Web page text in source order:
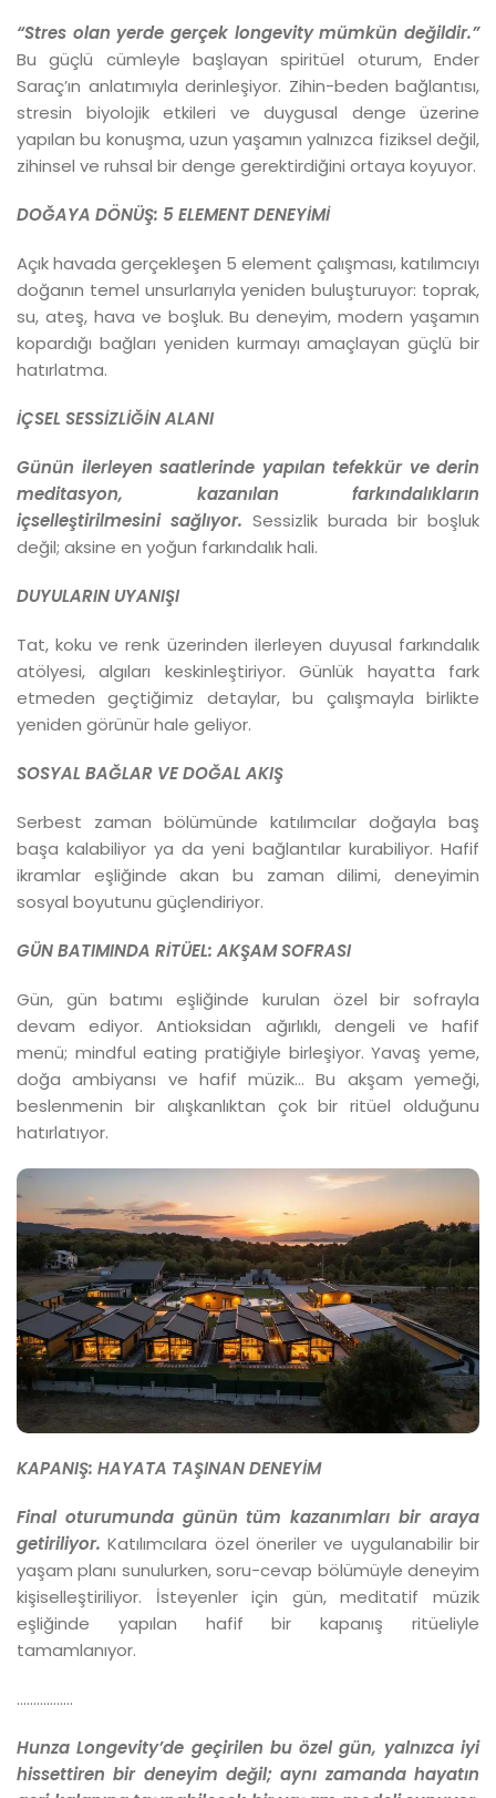
“Stres olan yerde gerçek longevity mümkün değildir.”
Bu güçlü cümleyle başlayan spiritüel oturum, Ender
Saraç’ın anlatımıyla derinleşiyor. Zihin-beden bağlantısı,
stresin biyolojik etkileri ve duygusal denge üzerine
yapılan bu konuşma, uzun yaşamın yalnızca fiziksel değil,
zihinsel ve ruhsal bir denge gerektirdiğini ortaya koyuyor.
DOĞAYA DÖNÜŞ: 5 ELEMENT DENEYİMİ
Açık havada gerçekleşen 5 element çalışması, katılımcıyı
doğanın temel unsurlarıyla yeniden buluşturuyor: toprak,
su, ateş, hava ve boşluk. Bu deneyim, modern yaşamın
kopardığı bağları yeniden kurmayı amaçlayan güçlü bir
hatırlatma.
İÇSEL SESSİZLİĞİN ALANI
Günün ilerleyen saatlerinde yapılan tefekkür ve derin
meditasyon, kazanılan farkındalıkların
içselleştirilmesini sağlıyor. Sessizlik burada bir boşluk
değil; aksine en yoğun farkındalık hali.
DUYULARIN UYANIŞI
Tat, koku ve renk üzerinden ilerleyen duyusal farkındalık
atölyesi, algıları keskinleştiriyor. Günlük hayatta fark
etmeden geçtiğimiz detaylar, bu çalışmayla birlikte
yeniden görünür hale geliyor.
SOSYAL BAĞLAR VE DOĞAL AKIŞ
Serbest zaman bölümünde katılımcılar doğayla baş
başa kalabiliyor ya da yeni bağlantılar kurabiliyor. Hafif
ikramlar eşliğinde akan bu zaman dilimi, deneyimin
sosyal boyutunu güçlendiriyor.
GÜN BATIMINDA RİTÜEL: AKŞAM SOFRASI
Gün, gün batımı eşliğinde kurulan özel bir sofrayla
devam ediyor. Antioksidan ağırlıklı, dengeli ve hafif
menü; mindful eating pratiğiyle birleşiyor. Yavaş yeme,
doğa ambiyansı ve hafif müzik… Bu akşam yemeği,
beslenmenin bir alışkanlıktan çok bir ritüel olduğunu
hatırlatıyor.
KAPANIŞ: HAYATA TAŞINAN DENEYİM
Final oturumunda günün tüm kazanımları bir araya
getiriliyor. Katılımcılara özel öneriler ve uygulanabilir bir
yaşam planı sunulurken, soru-cevap bölümüyle deneyim
kişiselleştiriliyor. İsteyenler için gün, meditatif müzik
eşliğinde yapılan hafif bir kapanış ritüeliyle
tamamlanıyor.
.................
Hunza Longevity’de geçirilen bu özel gün, yalnızca iyi
hissettiren bir deneyim değil; aynı zamanda hayatın